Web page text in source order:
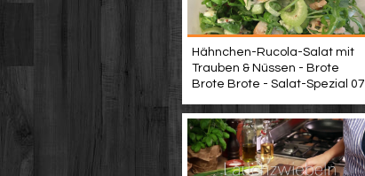
Hähnchen-Rucola-Salat mit
Trauben & Nüssen - Brote
Brote Brote - Salat-Spezial 07